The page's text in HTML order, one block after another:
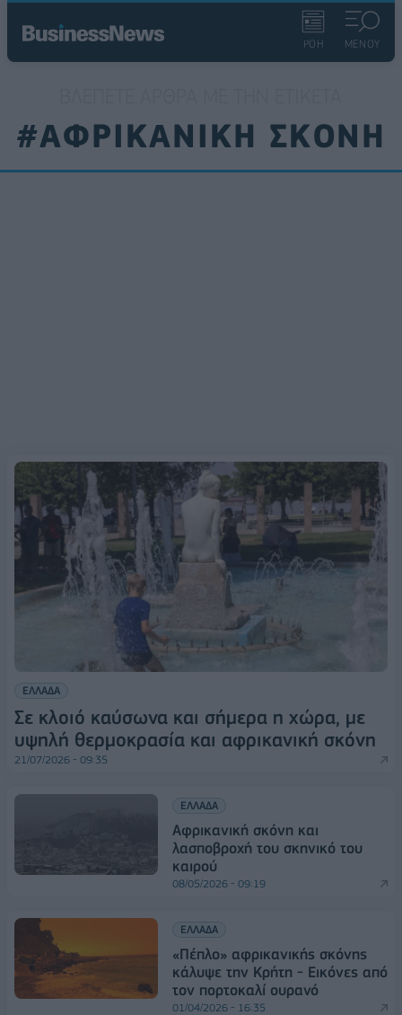
ΡΟΗ ΜΕΝΟΥ
#ΑΦΡΙΚΑΝΙΚΗ ΣΚΟΝΗ
ΕΛΛΑΔΑ
Σε κλοιό καύσωνα και σήμερα η χώρα, με
υψηλή θερμοκρασία και αφρικανική σκόνη
21/07/2026 - 09:35
ΕΛΛΑΔΑ
Αφρικανική σκόνη και
λασποβροχή του σκηνικό του
καιρού
08/05/2026 - 09:19
ΕΛΛΑΔΑ
«Πέπλο» αφρικανικής σκόνης
κάλυψε την Κρήτη - Εικόνες από
τον πορτοκαλί ουρανό
01/04/2026 - 16:35